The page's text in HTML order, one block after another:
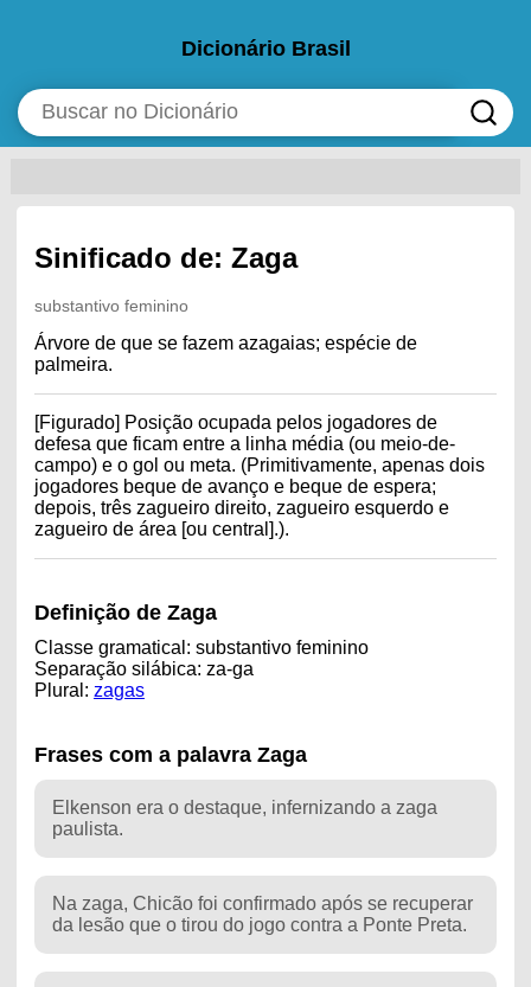
Dicionário Brasil
Sinificado de: Zaga
substantivo feminino
Árvore de que se fazem azagaias; espécie de
palmeira.
[Figurado] Posição ocupada pelos jogadores de
defesa que ficam entre a linha média (ou meio-de-
campo) e o gol ou meta. (Primitivamente, apenas dois
jogadores beque de avanço e beque de espera;
depois, três zagueiro direito, zagueiro esquerdo e
zagueiro de área [ou central].).
Definição de Zaga
Classe gramatical: substantivo feminino
Separação silábica: za-ga
Plural: zagas
Frases com a palavra Zaga
Elkenson era o destaque, infernizando a zaga
paulista.
Na zaga, Chicão foi confirmado após se recuperar
da lesão que o tirou do jogo contra a Ponte Preta.